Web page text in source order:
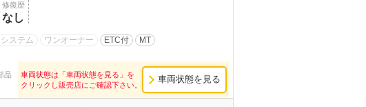
修復歴
なし
ステム ワンオーナー ETC付 MT
品
車両状態は「車両状態を見る」を
クリックし販売店にご確認下さい。
車両状態を見る